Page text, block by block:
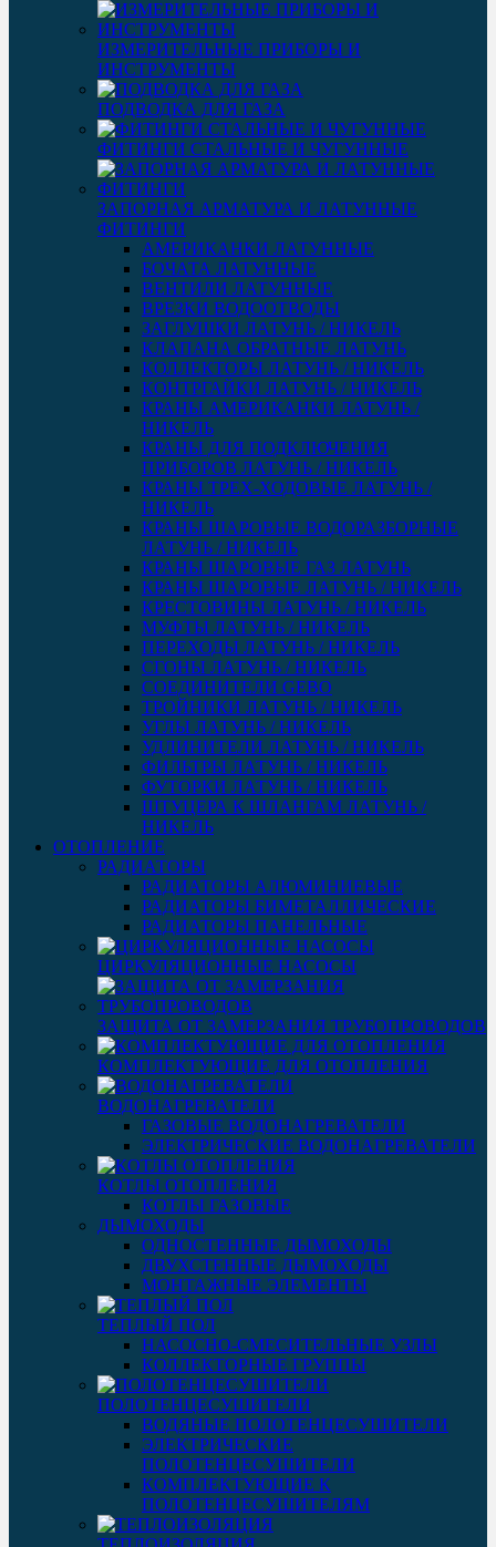
ИЗМЕРИТЕЛЬНЫЕ ПРИБОРЫ И
ИНСТРУМЕНТЫ
ПОДВОДКА ДЛЯ ГАЗА
ФИТИНГИ СТАЛЬНЫЕ И ЧУГУННЫЕ
ЗАПОРНАЯ АРМАТУРА И ЛАТУННЫЕ
ФИТИНГИ
АМЕРИКАНКИ ЛАТУННЫЕ
БОЧАТА ЛАТУННЫЕ
ВЕНТИЛИ ЛАТУННЫЕ
ВРЕЗКИ ВОДООТВОДЫ
ЗАГЛУШКИ ЛАТУНЬ / НИКЕЛЬ
КЛАПАНА ОБРАТНЫЕ ЛАТУНЬ
КОЛЛЕКТОРЫ ЛАТУНЬ / НИКЕЛЬ
КОНТРГАЙКИ ЛАТУНЬ / НИКЕЛЬ
КРАНЫ АМЕРИКАНКИ ЛАТУНЬ /
НИКЕЛЬ
КРАНЫ ДЛЯ ПОДКЛЮЧЕНИЯ
ПРИБОРОВ ЛАТУНЬ / НИКЕЛЬ
КРАНЫ ТРЕХ-ХОДОВЫЕ ЛАТУНЬ /
НИКЕЛЬ
КРАНЫ ШАРОВЫЕ ВОДОРАЗБОРНЫЕ
ЛАТУНЬ / НИКЕЛЬ
КРАНЫ ШАРОВЫЕ ГАЗ ЛАТУНЬ
КРАНЫ ШАРОВЫЕ ЛАТУНЬ / НИКЕЛЬ
КРЕСТОВИНЫ ЛАТУНЬ / НИКЕЛЬ
МУФТЫ ЛАТУНЬ / НИКЕЛЬ
ПЕРЕХОДЫ ЛАТУНЬ / НИКЕЛЬ
СГОНЫ ЛАТУНЬ / НИКЕЛЬ
СОЕДИНИТЕЛИ GEBO
ТРОЙНИКИ ЛАТУНЬ / НИКЕЛЬ
УГЛЫ ЛАТУНЬ / НИКЕЛЬ
УДЛИНИТЕЛИ ЛАТУНЬ / НИКЕЛЬ
ФИЛЬТРЫ ЛАТУНЬ / НИКЕЛЬ
ФУТОРКИ ЛАТУНЬ / НИКЕЛЬ
ШТУЦЕРА К ШЛАНГАМ ЛАТУНЬ /
НИКЕЛЬ
ОТОПЛЕНИЕ
РАДИАТОРЫ
РАДИАТОРЫ АЛЮМИНИЕВЫЕ
РАДИАТОРЫ БИМЕТАЛЛИЧЕСКИЕ
РАДИАТОРЫ ПАНЕЛЬНЫЕ
ЦИРКУЛЯЦИОННЫЕ НАСОСЫ
ЗАЩИТА ОТ ЗАМЕРЗАНИЯ ТРУБОПРОВОДОВ
КОМПЛЕКТУЮЩИЕ ДЛЯ ОТОПЛЕНИЯ
ВОДОНАГРЕВАТЕЛИ
ГАЗОВЫЕ ВОДОНАГРЕВАТЕЛИ
ЭЛЕКТРИЧЕСКИЕ ВОДОНАГРЕВАТЕЛИ
КОТЛЫ ОТОПЛЕНИЯ
КОТЛЫ ГАЗОВЫЕ
ДЫМОХОДЫ
ОДНОСТЕННЫЕ ДЫМОХОДЫ
ДВУХСТЕННЫЕ ДЫМОХОДЫ
МОНТАЖНЫЕ ЭЛЕМЕНТЫ
ТЕПЛЫЙ ПОЛ
НАСОСНО-СМЕСИТЕЛЬНЫЕ УЗЛЫ
КОЛЛЕКТОРНЫЕ ГРУППЫ
ПОЛОТЕНЦЕСУШИТЕЛИ
ВОДЯНЫЕ ПОЛОТЕНЦЕСУШИТЕЛИ
ЭЛЕКТРИЧЕСКИЕ
ПОЛОТЕНЦЕСУШИТЕЛИ
КОМПЛЕКТУЮЩИЕ К
ПОЛОТЕНЦЕСУШИТЕЛЯМ